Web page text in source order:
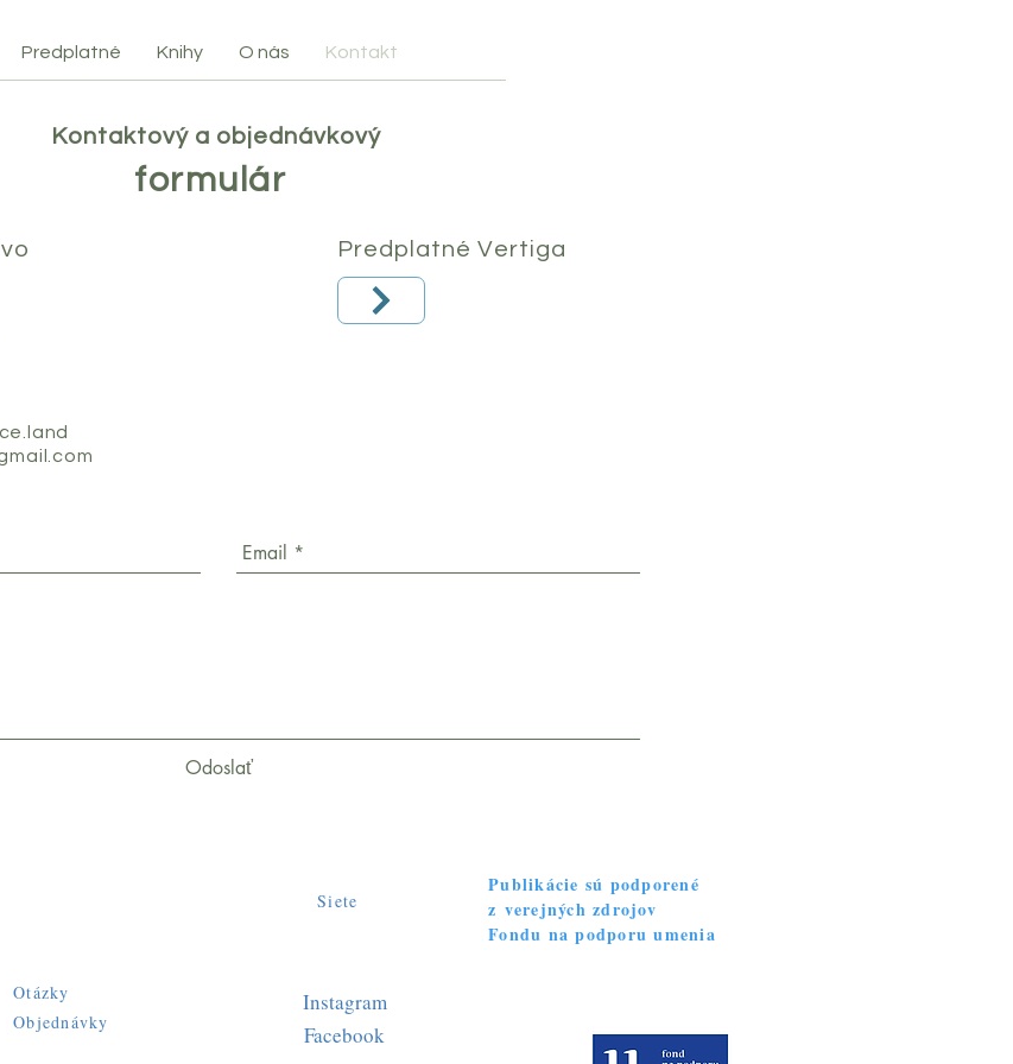
Kontaktový a objednávkový
formulár
Predplatné Vertiga
Odoslať
Predplatné Knihy O nás Kontakt
Otázky
Objednávky
Siete
Publikácie sú podporené
z verejných zdrojov
Fondu na podporu umenia
Facebook
Instagram